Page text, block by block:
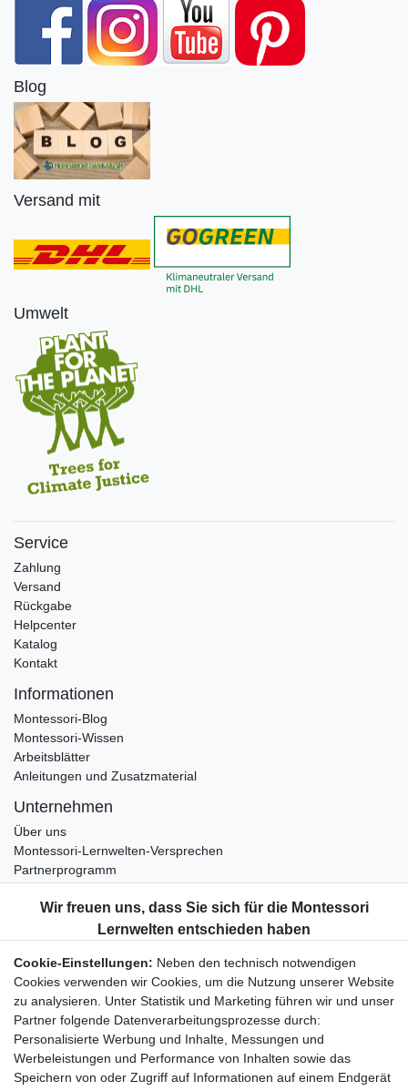
Blog
Versand mit
Umwelt
Service
Zahlung
Versand
Rückgabe
Helpcenter
Katalog
Kontakt
Informationen
Montessori-Blog
Montessori-Wissen
Arbeitsblätter
Anleitungen und Zusatzmaterial
Unternehmen
Über uns
Montessori-Lernwelten-Versprechen
Partnerprogramm
Bestellung widerrufen
Datenschutzerklärung
AGB
Impressum
Aktuelles rund um Montessori-Materialien und
Montessori-Pädagogik.
Kostenfreie wöchentliche Infos
Cookie-Einstellungen: Neben den technisch notwendigen
Cookies verwenden wir Cookies, um die Nutzung unserer Website
zu analysieren. Unter Statistik und Marketing führen wir und unser
Partner folgende Datenverarbeitungsprozesse durch:
Personalisierte Werbung und Inhalte, Messungen und
Werbeleistungen und Performance von Inhalten sowie das
Speichern von oder Zugriff auf Informationen auf einem Endgerät